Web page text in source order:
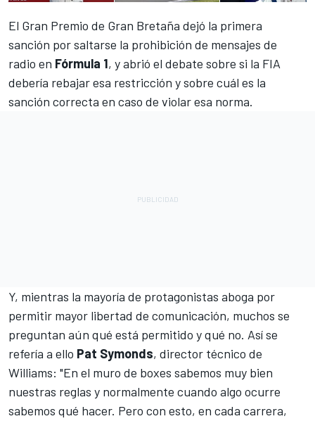
El Gran Premio de Gran Bretaña dejó la primera
sanción por saltarse la prohibición de mensajes de
radio en Fórmula 1, y abrió el debate sobre si la FIA
debería rebajar esa restricción y sobre cuál es la
sanción correcta en caso de violar esa norma.
Y, mientras la mayoría de protagonistas aboga por
permitir mayor libertad de comunicación, muchos se
preguntan aún qué está permitido y qué no. Así se
refería a ello Pat Symonds, director técnico de
Williams: "En el muro de boxes sabemos muy bien
nuestras reglas y normalmente cuando algo ocurre
sabemos qué hacer. Pero con esto, en cada carrera,